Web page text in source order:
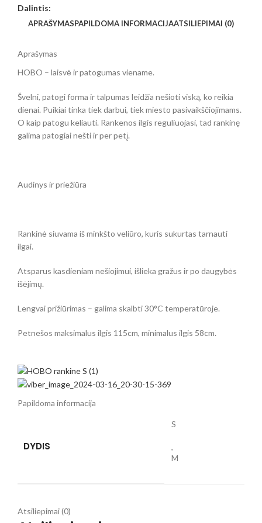
Dalintis:
APRAŠYMASPAPILDOMA INFORMACIJAATSILIEPIMAI (0)
Aprašymas
HOBO – laisvė ir patogumas viename.
Švelni, patogi forma ir talpumas leidžia nešioti viską, ko reikia
dienai. Puikiai tinka tiek darbui, tiek miesto pasivaikščiojimams.
O kaip patogu keliauti. Rankenos ilgis reguliuojasi, tad rankinę
galima patogiai nešti ir per petį.
Audinys ir priežiūra
Rankinė siuvama iš minkšto veliūro, kuris sukurtas tarnauti
ilgai.
Atsparus kasdieniam nešiojimui, išlieka gražus ir po daugybės
išėjimų.
Lengvai prižiūrimas – galima skalbti 30°C temperatūroje.
Petnešos maksimalus ilgis 115cm, minimalus ilgis 58cm.
Papildoma informacija
DYDIS
S
,
M
Atsiliepimai (0)